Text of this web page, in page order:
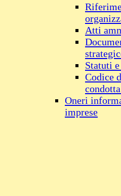
Atti
Statuti
Codice
condotta
Oneri
imprese